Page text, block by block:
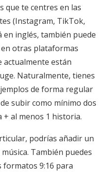
que te centres en las
(Instagram, TikTok,
en inglés, también puede
otras plataformas
actualmente están
Naturalmente, tienes
de forma regular
subir como mínimo dos
+ al menos 1 historia.
podrías añadir un
También puedes
formatos 9:16 para